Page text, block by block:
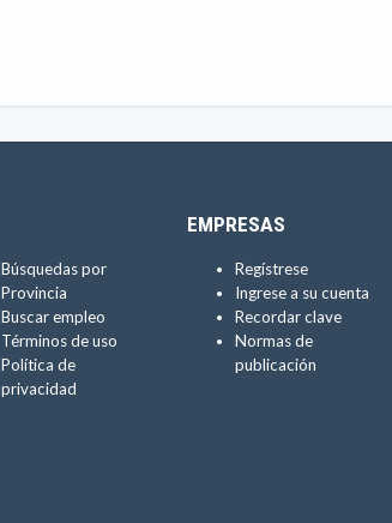
Búsquedas por
Provincia
Buscar empleo
Términos de uso
Política de
privacidad
EMPRESAS
Regístrese
Ingrese a su cuenta
Recordar clave
Normas de
publicación